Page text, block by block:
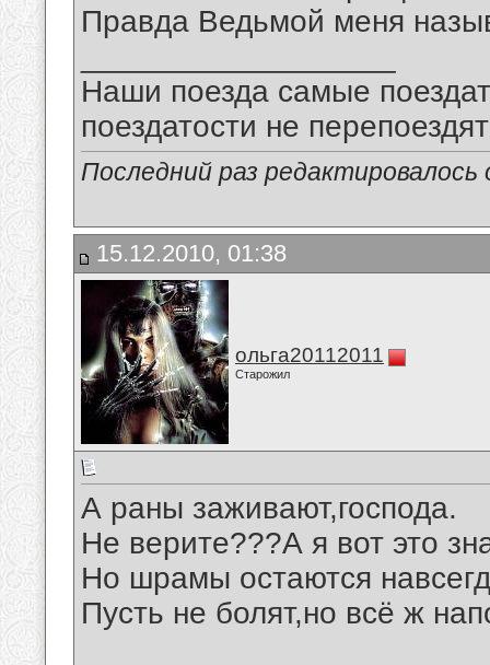
Правда Ведьмой меня
Наши поезда самые
поездатости не
Последний раз редактировалось
15.12.2010, 01:38
ольга20112011
Старожил
А раны заживают,господа.
Не верите???А я вот это
Но шрамы остаются
Пусть не болят,но всё ж